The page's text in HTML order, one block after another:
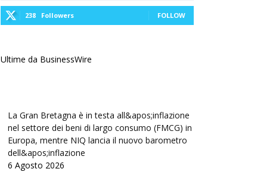
238 Followers FOLLOW
Ultime da BusinessWire
La Gran Bretagna è in testa all&apos;inflazione
nel settore dei beni di largo consumo (FMCG) in
Europa, mentre NIQ lancia il nuovo barometro
dell&apos;inflazione
6 Agosto 2026